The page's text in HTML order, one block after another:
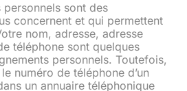
personnels sont des
concernent et qui permettent
nom, adresse, adresse
téléphone sont quelques
personnels. Toutefois,
numéro de téléphone d’un
un annuaire téléphonique